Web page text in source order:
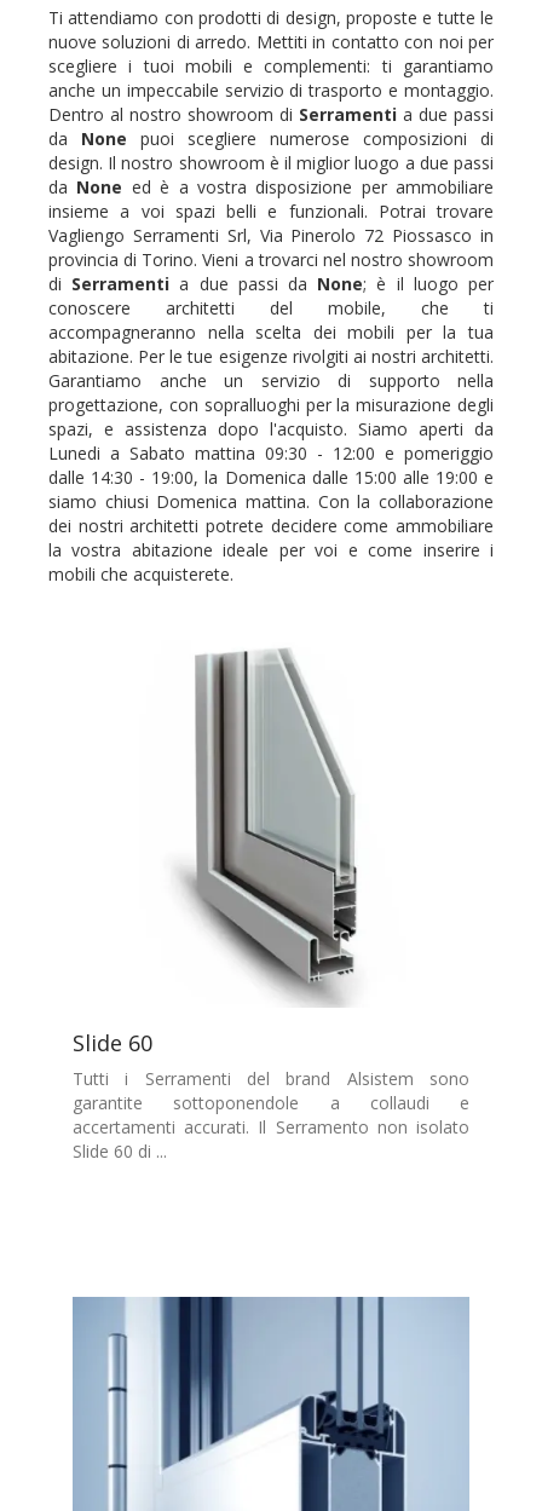
Ti attendiamo con prodotti di design, proposte e tutte le
nuove soluzioni di arredo. Mettiti in contatto con noi per
scegliere i tuoi mobili e complementi: ti garantiamo
anche un impeccabile servizio di trasporto e montaggio.
Dentro al nostro showroom di Serramenti a due passi
da None puoi scegliere numerose composizioni di
design. Il nostro showroom è il miglior luogo a due passi
da None ed è a vostra disposizione per ammobiliare
insieme a voi spazi belli e funzionali. Potrai trovare
Vagliengo Serramenti Srl, Via Pinerolo 72 Piossasco in
provincia di Torino. Vieni a trovarci nel nostro showroom
di Serramenti a due passi da None; è il luogo per
conoscere architetti del mobile, che ti
accompagneranno nella scelta dei mobili per la tua
abitazione. Per le tue esigenze rivolgiti ai nostri architetti.
Garantiamo anche un servizio di supporto nella
progettazione, con sopralluoghi per la misurazione degli
spazi, e assistenza dopo l'acquisto. Siamo aperti da
Lunedi a Sabato mattina 09:30 - 12:00 e pomeriggio
dalle 14:30 - 19:00, la Domenica dalle 15:00 alle 19:00 e
siamo chiusi Domenica mattina. Con la collaborazione
dei nostri architetti potrete decidere come ammobiliare
la vostra abitazione ideale per voi e come inserire i
mobili che acquisterete.
Slide 60
Tutti i Serramenti del brand Alsistem sono
garantite sottoponendole a collaudi e
accertamenti accurati. Il Serramento non isolato
Slide 60 di ...